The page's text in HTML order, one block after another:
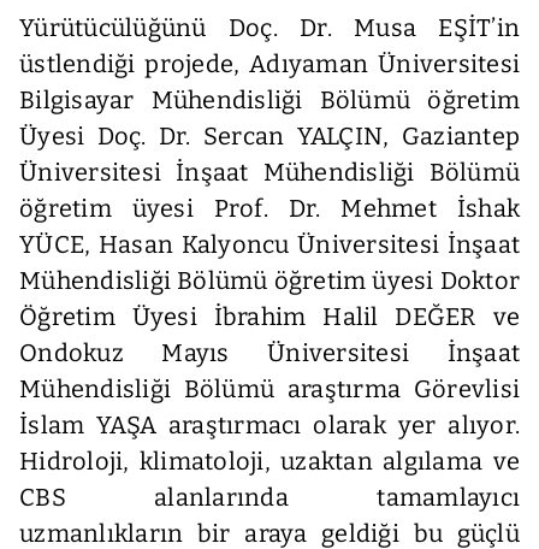
Yürütücülüğünü Doç. Dr. Musa EŞİT’in
üstlendiği projede, Adıyaman Üniversitesi
Bilgisayar Mühendisliği Bölümü öğretim
Üyesi Doç. Dr. Sercan YALÇIN, Gaziantep
Üniversitesi İnşaat Mühendisliği Bölümü
öğretim üyesi Prof. Dr. Mehmet İshak
YÜCE, Hasan Kalyoncu Üniversitesi İnşaat
Mühendisliği Bölümü öğretim üyesi Doktor
Öğretim Üyesi İbrahim Halil DEĞER ve
Ondokuz Mayıs Üniversitesi İnşaat
Mühendisliği Bölümü araştırma Görevlisi
İslam YAŞA araştırmacı olarak yer alıyor.
Hidroloji, klimatoloji, uzaktan algılama ve
CBS alanlarında tamamlayıcı
uzmanlıkların bir araya geldiği bu güçlü